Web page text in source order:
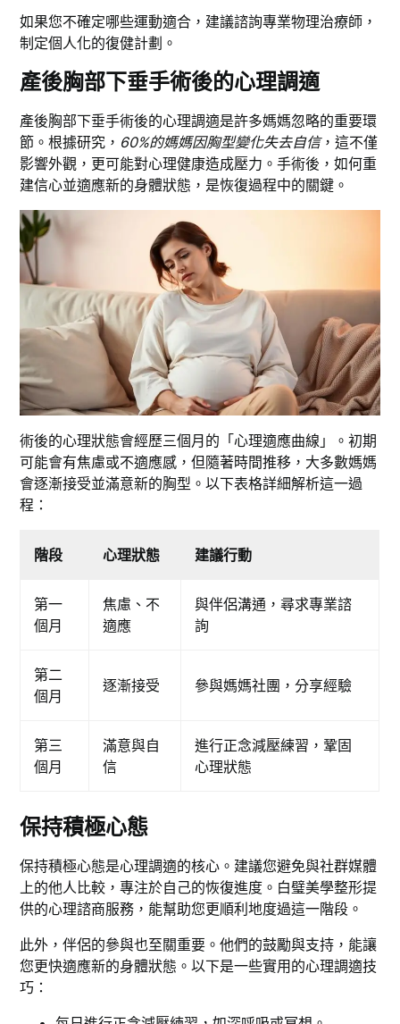
如果您不確定哪些運動適合，建議諮詢專業物理治療師，
制定個人化的復健計劃。
產後胸部下垂手術後的心理調適
產後胸部下垂手術後的心理調適是許多媽媽忽略的重要環
節。根據研究， 60%的媽媽因胸型變化失去自信，這不僅
影響外觀，更可能對心理健康造成壓力。手術後，如何重
建信心並適應新的身體狀態，是恢復過程中的關鍵。
術後的心理狀態會經歷三個月的「心理適應曲線」。初期
可能會有焦慮或不適應感，但隨著時間推移，大多數媽媽
會逐漸接受並滿意新的胸型。以下表格詳細解析這一過
程：
階段 心理狀態 建議行動
第一
個月
焦慮、不
適應
與伴侶溝通，尋求專業諮
詢
第二
個月
逐漸接受 參與媽媽社團，分享經驗
第三
個月
滿意與自
信
進行正念減壓練習，鞏固
心理狀態
保持積極心態
保持積極心態是心理調適的核心。建議您避免與社群媒體
上的他人比較，專注於自己的恢復進度。白璧美學整形提
供的心理諮商服務，能幫助您更順利地度過這一階段。
此外，伴侶的參與也至關重要。他們的鼓勵與支持，能讓
您更快適應新的身體狀態。以下是一些實用的心理調適技
巧：